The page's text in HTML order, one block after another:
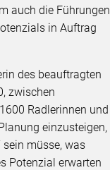
auch die Führungen
in Auftrag
des beauftragten
zwischen
Radlerinnen und
einzusteigen,
sein müsse, was
Potenzial erwarten